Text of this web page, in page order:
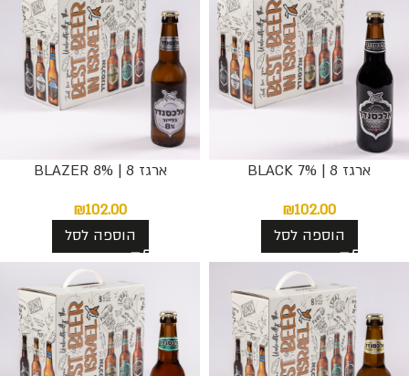
ארגז 8 | BLACK 7%
₪102.00
הוספה לסל
ארגז 8 | BLAZER 8%
₪102.00
הוספה לסל